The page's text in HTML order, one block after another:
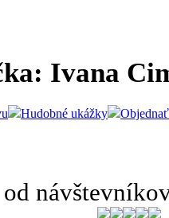
Ivana
Hudobné ukážky Objednať